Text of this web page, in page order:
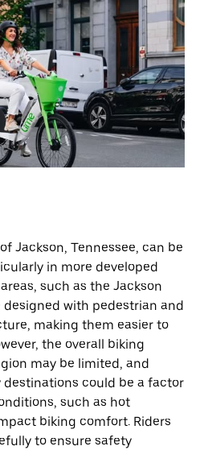
Jackson, Tennessee, can be
in more developed
such as the Jackson
designed with pedestrian and
making them easier to
the overall biking
may be limited, and
destinations could be a factor
such as hot
biking comfort. Riders
to ensure safety